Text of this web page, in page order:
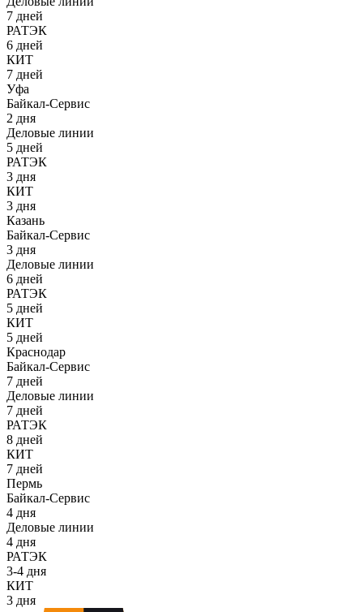
7 дней
РАТЭК
6 дней
КИТ
7 дней
Уфа
Байкал-Сервис
2 дня
Деловые линии
5 дней
РАТЭК
3 дня
КИТ
3 дня
Казань
Байкал-Сервис
3 дня
Деловые линии
6 дней
РАТЭК
5 дней
КИТ
5 дней
Краснодар
Байкал-Сервис
7 дней
Деловые линии
7 дней
РАТЭК
8 дней
КИТ
7 дней
Пермь
Байкал-Сервис
4 дня
Деловые линии
4 дня
РАТЭК
3-4 дня
КИТ
3 дня